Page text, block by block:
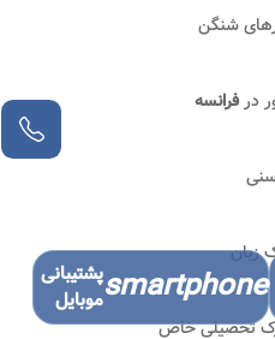
شنگن
درفرانسه
زبان
تحصیلی خاص
smartphoneپشتیبانی
موبایل